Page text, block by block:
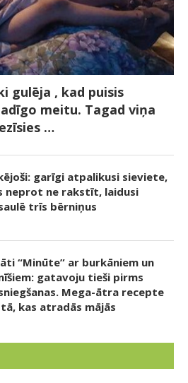
gulēja , kad puisis
meitu. Tagad viņa
…
garīgi atpalikusi sieviete,
neprot ne rakstīt, laidusi
trīs bērniņus
“Minūte” ar burkāniem un
gatavoju tieši pirms
Mega-ātra recepte
kas atradās mājās